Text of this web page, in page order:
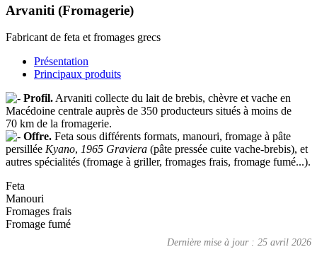
Arvaniti (Fromagerie)
Fabricant de feta et fromages grecs
Présentation
Principaux produits
Profil.Arvaniti collecte du lait de brebis, chèvre et vache en
Macédoine centrale auprès de 350 producteurs situés à moins de
70 km de la fromagerie.
Offre. Feta sous différents formats, manouri, fromage à pâte
persillée Kyano, 1965 Graviera (pâte pressée cuite vache-brebis), et
autres spécialités (fromage à griller, fromages frais, fromage fumé...).
Feta
Manouri
Fromages frais
Fromage fumé
Dernière mise à jour : 25 avril 2026